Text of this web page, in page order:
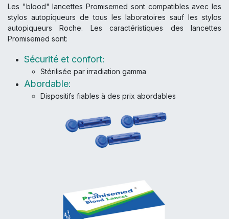
Les "blood" lancettes Promisemed sont compatibles avec les
stylos autopiqueurs de tous les laboratoires sauf les stylos
autopiqueurs Roche. Les caractéristiques des lancettes
Promisemed sont:
Sécurité et confort:
Stérilisée par irradiation gamma
Abordable:
Dispositifs fiables à des prix abordables